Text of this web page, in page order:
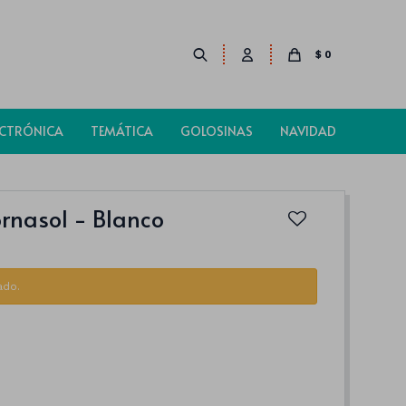
TEMÁTICA GOLOSINAS NAVIDAD
$ 0
- Blanco